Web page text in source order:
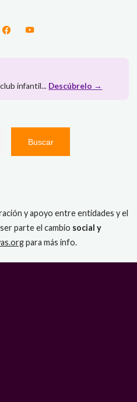
infantil... Descúbrelo →
Buscar
y apoyo entre entidades y el
parte el cambio social y
para más info.